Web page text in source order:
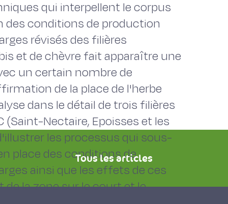
qui interpellent le corpus
conditions de production
révisés des filières
et de chèvre fait apparaître une
un certain nombre de
de la place de l'herbe
dans le détail de trois filières
Nectaire, Epoisses et les
les processus qui sous-
place des conditions de
ainsi que les effets de ces
la zone sur le court et le
Tous les articles